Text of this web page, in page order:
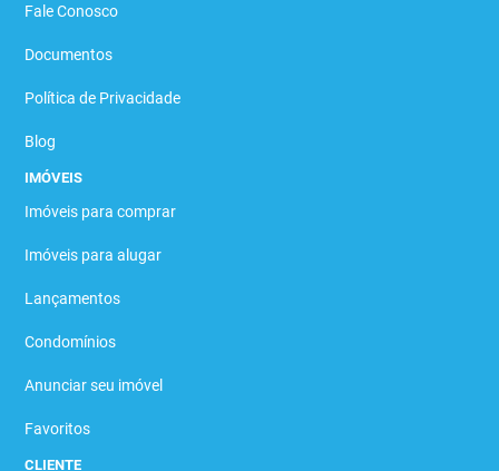
Fale Conosco
Documentos
Política de Privacidade
Blog
IMÓVEIS
Imóveis para comprar
Imóveis para alugar
Lançamentos
Condomínios
Anunciar seu imóvel
Favoritos
CLIENTE